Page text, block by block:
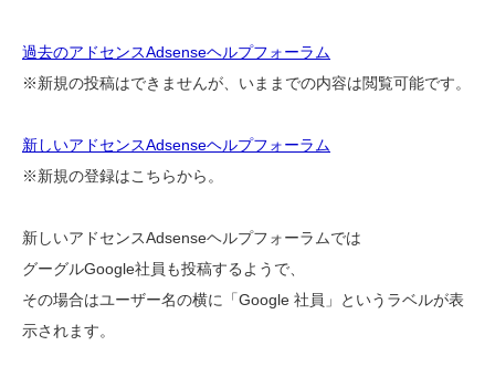
過去のアドセンスAdsenseヘルプフォーラム
※新規の投稿はできませんが、いままでの内容は閲覧可能です。
新しいアドセンスAdsenseヘルプフォーラム
※新規の登録はこちらから。
新しいアドセンスAdsenseヘルプフォーラムでは
グーグルGoogle社員も投稿するようで、
その場合はユーザー名の横に「Google 社員」というラベルが表
示されます。